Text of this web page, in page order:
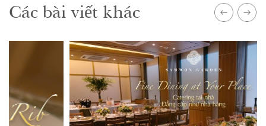
Các bài viết khác